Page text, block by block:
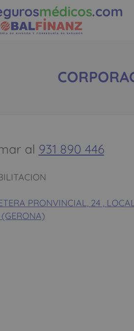
médicos.com
al 931 890 446
PRONVINCIAL, 24 ,
(GERONA)